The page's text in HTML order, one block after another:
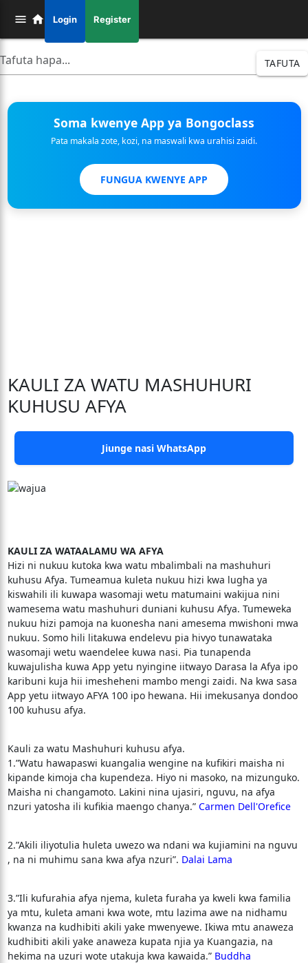
Login Register
TAFUTA
Soma kwenye App ya Bongoclass
Pata makala zote, kozi, na maswali kwa urahisi zaidi.
FUNGUA KWENYE APP
KAULI ZA WATU MASHUHURI
KUHUSU AFYA
Jiunge nasi WhatsApp
KAULI ZA WATAALAMU WA AFYA
Hizi ni nukuu kutoka kwa watu mbalimbali na mashuhuri
kuhusu Afya. Tumeamua kuleta nukuu hizi kwa lugha ya
kiswahili ili kuwapa wasomaji wetu matumaini wakijua nini
wamesema watu mashuhuri duniani kuhusu Afya. Tumeweka
nukuu hizi pamoja na kuonesha nani amesema mwishoni mwa
nukuu. Somo hili litakuwa endelevu pia hivyo tunawataka
wasomaji wetu waendelee kuwa nasi. Pia tunapenda
kuwajulisha kuwa App yetu nyingine iitwayo Darasa la Afya ipo
karibuni kuja hii imesheheni mambo mengi zaidi. Na kwa sasa
App yetu iitwayo AFYA 100 ipo hewana. Hii imekusanya dondoo
100 kuhusu afya.
Kauli za watu Mashuhuri kuhusu afya.
1.”Watu hawapaswi kuangalia wengine na kufikiri maisha ni
kipande kimoja cha kupendeza. Hiyo ni masoko, na mizunguko.
Maisha ni changamoto. Lakini nina ujasiri, nguvu, na afya
nzuri yatosha ili kufikia maengo chanya.” Carmen Dell'Orefice
2.”Akili iliyotulia huleta uwezo wa ndani wa kujiamini na nguvu
, na ni muhimu sana kwa afya nzuri”. Dalai Lama
3.”Ili kufurahia afya njema, kuleta furaha ya kweli kwa familia
ya mtu, kuleta amani kwa wote, mtu lazima awe na nidhamu
kwanza na kudhibiti akili yake mwenyewe. Ikiwa mtu anaweza
kudhibiti akili yake anaweza kupata njia ya Kuangazia, na
hekima na uzuri wote utakuja kwa kawaida.” Buddha